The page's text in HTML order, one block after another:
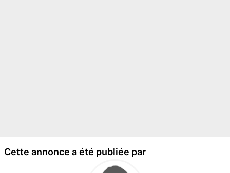
Cette annonce a été publiée par